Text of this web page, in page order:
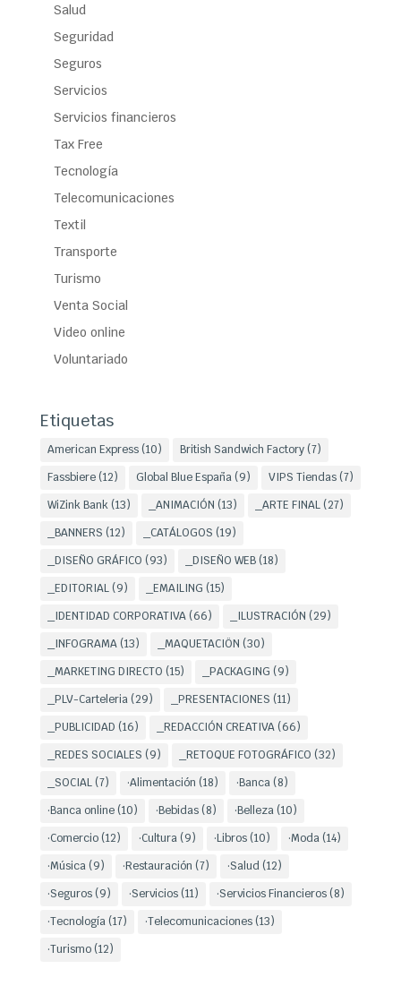
Salud
Seguridad
Seguros
Servicios
Servicios financieros
Tax Free
Tecnología
Telecomunicaciones
Textil
Transporte
Turismo
Venta Social
Video online
Voluntariado
Etiquetas
American Express(10) British Sandwich Factory(7)
Fassbiere(12) Global Blue España(9) VIPS Tiendas(7)
WiZink Bank(13) _ANIMACIÓN (13) _ARTE FINAL(27)
_BANNERS (12) _CATÁLOGOS (19)
_DISEÑO GRÁFICO (93) _DISEÑO WEB(18)
_EDITORIAL(9) _EMAILING (15)
_IDENTIDAD CORPORATIVA(66) _ILUSTRACIÓN (29)
_INFOGRAMA(13) _MAQUETACIÖN (30)
_MARKETING DIRECTO (15) _PACKAGING (9)
_PLV-Carteleria(29) _PRESENTACIONES (11)
_PUBLICIDAD (16) _REDACCIÓN CREATIVA(66)
_REDES SOCIALES (9) _RETOQUE FOTOGRÁFICO (32)
_SOCIAL(7) ·Alimentación (18) ·Banca(8)
·Banca online(10) ·Bebidas(8) ·Belleza(10)
·Comercio(12) ·Cultura(9) ·Libros(10) ·Moda(14)
·Música(9) ·Restauración (7) ·Salud (12)
·Seguros(9) ·Servicios(11) ·Servicios Financieros(8)
·Tecnología(17) ·Telecomunicaciones(13)
·Turismo(12)